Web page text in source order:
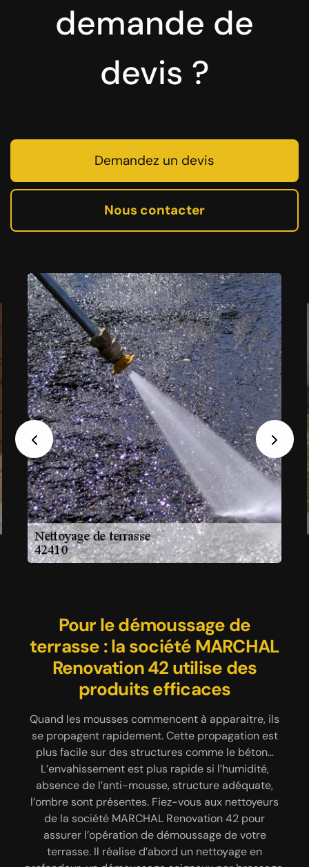
demande de
devis ?
Demandez un devis
Nous contacter
Previous Next
Pour le démoussage de
terrasse : la société MARCHAL
Renovation 42 utilise des
produits efficaces
Quand les mousses commencent à apparaitre, ils
se propagent rapidement. Cette propagation est
plus facile sur des structures comme le béton…
L’envahissement est plus rapide si l’humidité,
absence de l’anti-mousse, structure adéquate,
l’ombre sont présentes. Fiez-vous aux nettoyeurs
de la société MARCHAL Renovation 42 pour
assurer l’opération de démoussage de votre
terrasse. Il réalise d’abord un nettoyage en
La société MARCHAL
Renovation 42 réalise le
nettoyage de terrasse en bois
Pour construire une terrasse, la plupart des
propriétaires choisissent le bois pour la terrasse. Il
est plus champêtre ou rustique… Pour un nettoyage
optimal des terrasses en bois, choisissez les
couvreurs nettoyeurs de la société MARCHAL
Renovation 42. Ils sont capables de réaliser le
nettoyage de toutes structures en bois, une
compétence solide grâce à des années de
pratique. Ils appliquent les produits de nettoyage
spécial bois. Faites confiance à ces nettoyeurs
donne beaucoup de respect au bois pour le
Utilisez des produits de qualité
pour le nettoyage de votre
terrasse à Pavezin
Confiez vos travaux à une entreprise de nettoyage
de terrasse très qualifié et capable de vous offrir
ce dont vous avez besoin dans ce domaine. Elle
dispose d’une équipe de professionnelle certifiée
et apte à vous fournir des travaux de nettoyage de
terrasse selon les normes. Avec une certification
authentique, vous n’aurez aucun souci quant aux
matériels que cette entreprise utilise car ces
matériels sont vraiment performants. Pour la
propreté de votre terrasse, vous pouvez lui
demander un devis.